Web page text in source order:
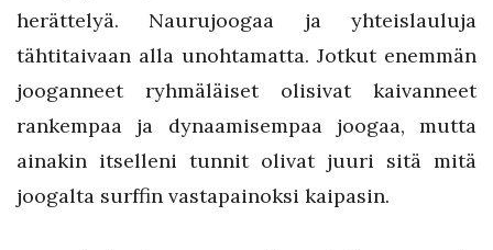
herättelyä. Naurujoogaa ja yhteislauluja
tähtitaivaan alla unohtamatta. Jotkut enemmän
jooganneet ryhmäläiset olisivat kaivanneet
rankempaa ja dynaamisempaa joogaa, mutta
ainakin itselleni tunnit olivat juuri sitä mitä
joogalta surffin vastapainoksi kaipasin.